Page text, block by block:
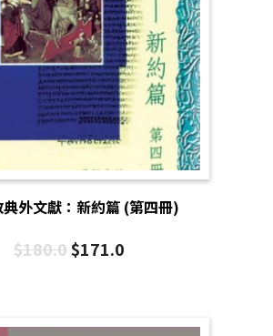
外文獻：新約篇 (第四冊)
$180.0$171.0